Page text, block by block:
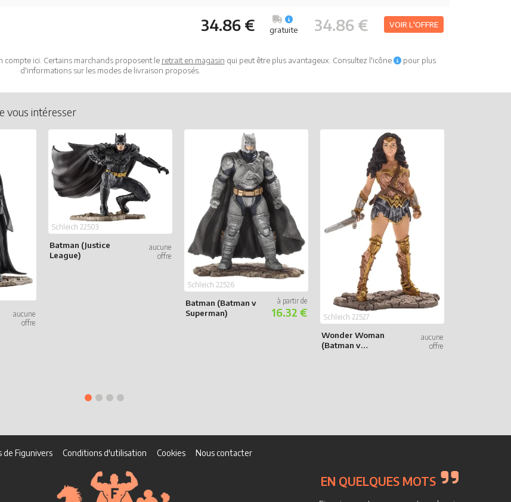
34.86 € 34.86 € VOIR L'OFFRE
gratuite
compte ici. Certains marchands proposent le retrait en magasin qui peut être plus avantageux. Consultez l'icône
pour plus
d'informations sur les modes de livraison proposés.
vous intéresser
Batman (Justice
League)
Schleich 22503
Batman (Batman v
Superman)
Schleich 22526
16.32 €
Wonder Woman
(Batman v
Schleich 22527
de Figunivers Conditions d'utilisation Cookies Nous contacter
EN QUELQUES MOTS